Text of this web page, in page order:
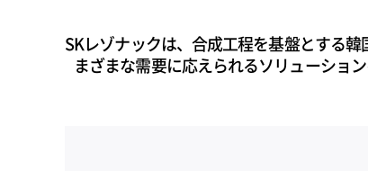
SKレゾナックは、合成工程を基盤とする韓
まざまな需要に応えられるソリューショ